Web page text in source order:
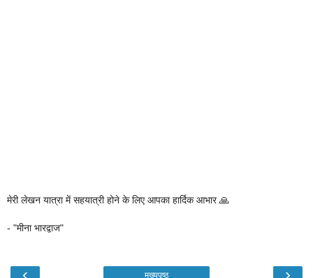
मेरी लेखन यात्रा में सहयात्री होने के लिए आपका हार्दिक आभार 🙏
- "मीना भारद्वाज"
‹ ›
मुख्यपृष्ठ